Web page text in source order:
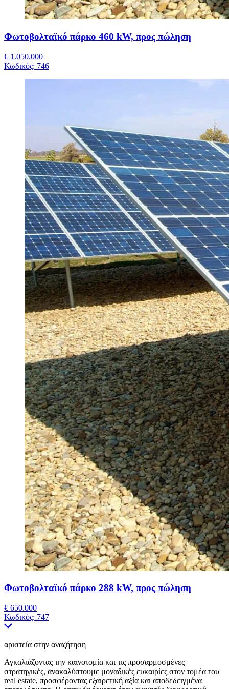
Φωτοβολταϊκό πάρκο 460 kW, προς πώληση
€ 1.050.000
Κωδικός: 746
Φωτοβολταϊκό πάρκο 288 kW, προς πώληση
€ 650.000
Κωδικός: 747
αριστεία στην αναζήτηση
Αγκαλιάζοντας την καινοτομία και τις προσαρμοσμένες
στρατηγικές, ανακαλύπτουμε μοναδικές ευκαιρίες στον τομέα του
real estate, προσφέροντας εξαιρετική αξία και αποδεδειγμένα